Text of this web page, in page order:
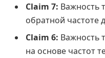
Claim 7: Важность
обратной частоте
Claim 6: Важность
на основе частот